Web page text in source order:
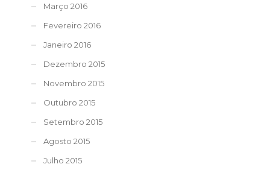
Março 2016
Fevereiro 2016
Janeiro 2016
Dezembro 2015
Novembro 2015
Outubro 2015
Setembro 2015
Agosto 2015
Julho 2015